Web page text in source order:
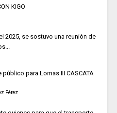
KIGO
2025, se sostuvo una reunión de
para Lomas III CASCATA
Pérez